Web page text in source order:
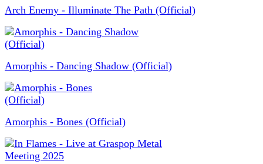
Arch Enemy - Illuminate The Path (Official)
Amorphis - Dancing Shadow (Official)
Amorphis - Bones (Official)